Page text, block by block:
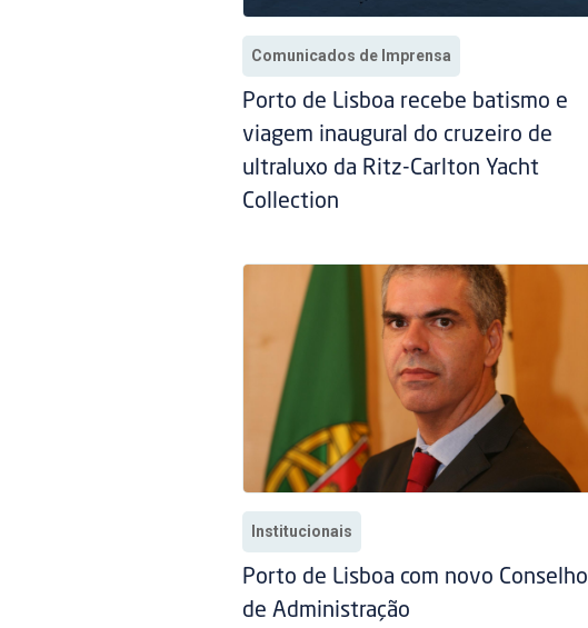
Comunicados de Imprensa
Porto de Lisboa recebe batismo e
viagem inaugural do cruzeiro de
ultraluxo da Ritz-Carlton Yacht
Collection
Institucionais
Porto de Lisboa com novo Conselho
de Administração